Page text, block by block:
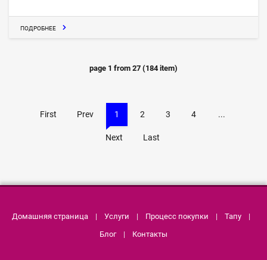
ПОДРОБНЕЕ
page 1 from 27 (184item)
First Prev 1 2 3 4 ...
Next Last
Домашняя страница| Услуги | Процесс покупки | Тапу|
Блог| Контакты